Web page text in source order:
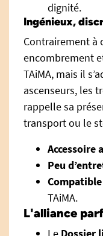
dignité.
Ingénieux,
Contrairement à
encombrement
TAiMA, mais il
ascenseurs, les
rappelle sa
transport ou le
Accessoire
Peu
TAiMA.
L'alliance